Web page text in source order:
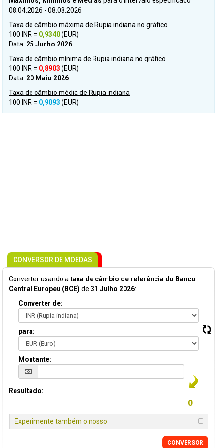
08.04.2026 - 08.08.2026
Taxa de câmbio máxima de Rupia indiana no gráfico
100 INR = 0,9340(EUR)
Data: 25 Junho 2026
Taxa de câmbio mínima de Rupia indiana no gráfico
100 INR = 0,8903 (EUR)
Data: 20 Maio 2026
Taxa de câmbio média de Rupia indiana
100 INR = 0,9093 (EUR)
CONVERSOR DE MOEDAS
Converter usando a taxa de câmbio de referência do Banco
Central Europeu (BCE) de 31 Julho 2026:
Converter de:
para:
Montante:
Resultado:
Experimente também o nosso
CONVERSOR